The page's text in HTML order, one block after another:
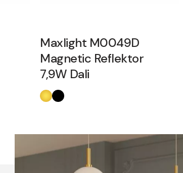
Maxlight M0049D
Magnetic Reflektor
7,9W Dali